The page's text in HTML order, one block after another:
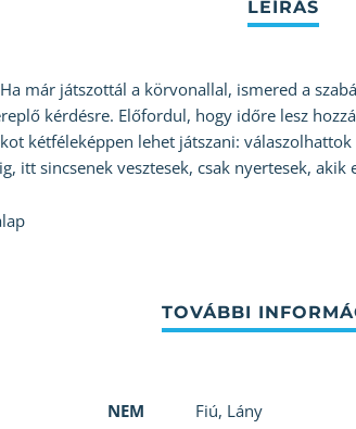
már játszottál a körvonallal, ismered a
kérdésre. Előfordul, hogy időre lesz
kétféleképpen lehet játszani:
itt sincsenek vesztesek, csak nyertesek, akik
NEM Fiú, Lány